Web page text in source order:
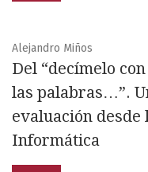
Alejandro Miños
Del “decímelo
las palabras…”.
evaluación desde
Informática